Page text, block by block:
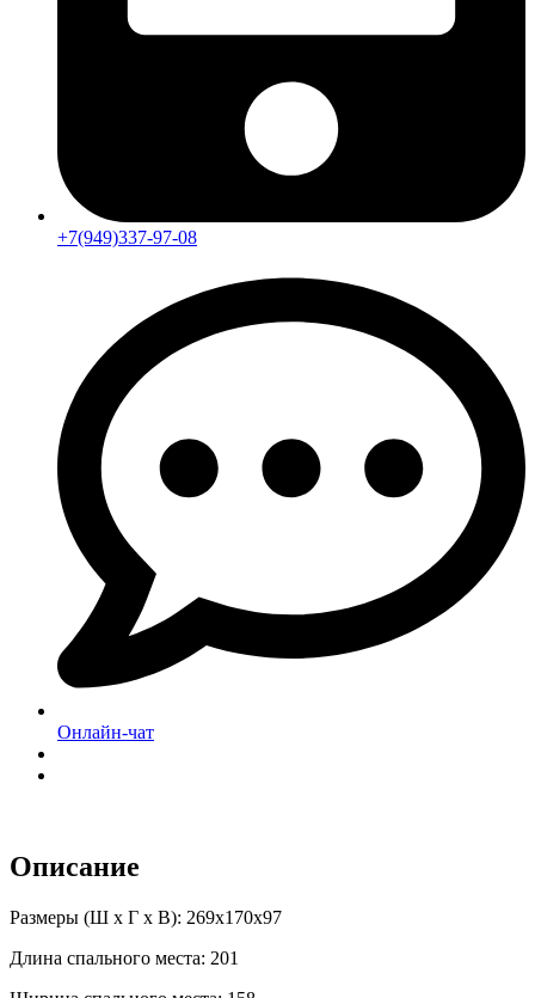
+7(949)337-97-08
Онлайн-чат
Описание
Размеры (Ш х Г х В): 269x170x97
Длина спального места: 201